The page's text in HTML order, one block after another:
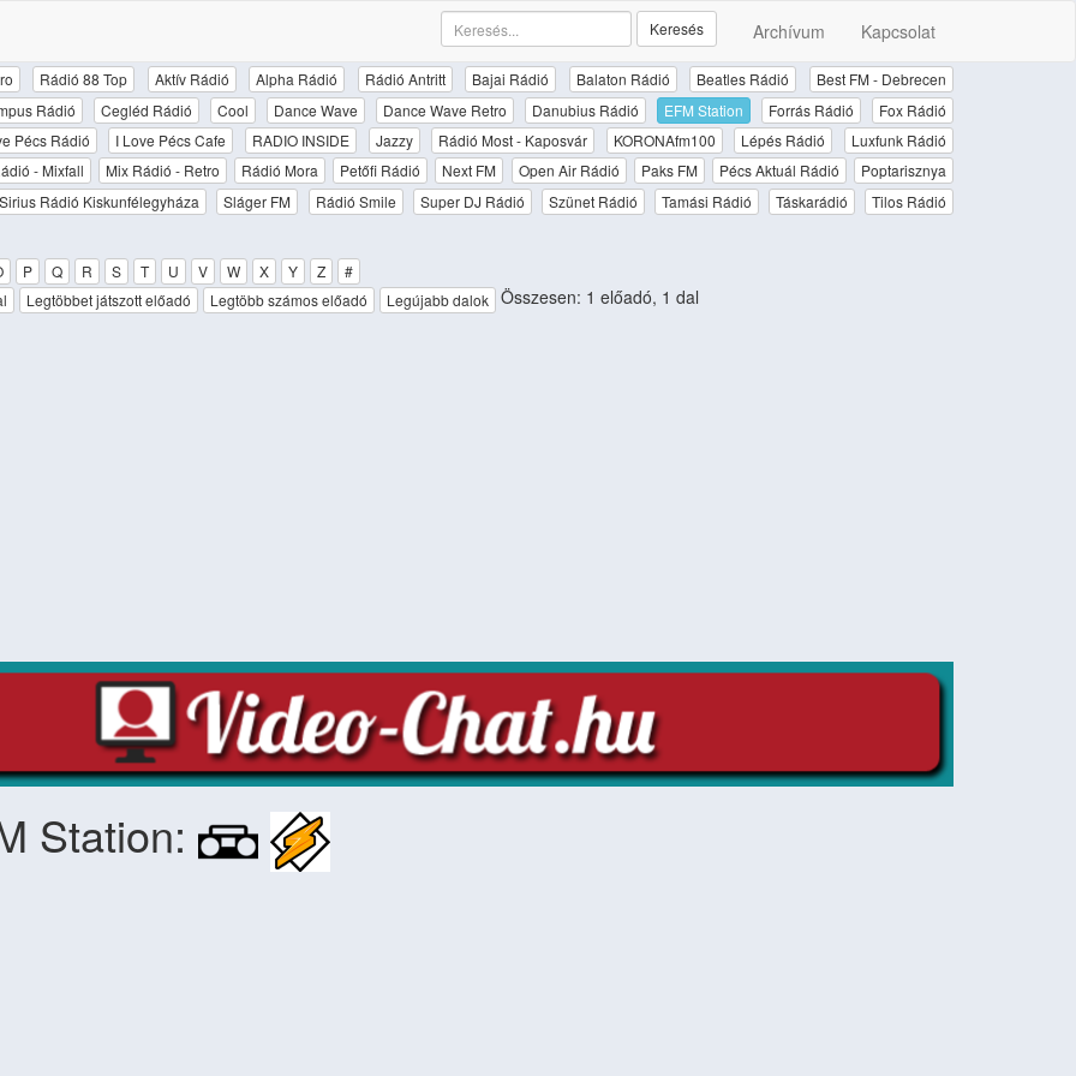
Archívum Kapcsolat
Keresés
Rádió 88 Top Aktív Rádió Alpha Rádió Rádió Antritt Bajai Rádió Balaton Rádió Beatles Rádió
Best FM - Debrecen
Rádió
Cegléd Rádió Cool Dance Wave Dance Wave Retro Danubius Rádió EFM Station Forrás Rádió
Fox Rádió
Pécs Rádió
I Love Pécs Cafe RADIO INSIDE Jazzy Rádió Most - Kaposvár KORONAfm100 Lépés Rádió
Luxfunk Rádió
- Mixfall
Mix Rádió - Retro Rádió Mora Petőfi Rádió Next FM Open Air Rádió Paks FM Pécs Aktuál Rádió
Poptarisznya
Sirius Rádió Kiskunfélegyháza
Sláger FM Rádió Smile Super DJ Rádió Szünet Rádió Tamási Rádió Táskarádió Tilos Rádió
P Q R S T U V W X Y Z
#
Legtöbbet játszott előadó Legtöbb számos előadó Legújabb dalok Összesen: 1 előadó, 1 dal
Station: